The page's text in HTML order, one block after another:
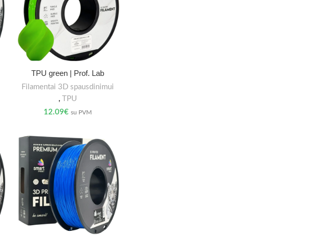
TPU green | Prof. Lab
Filamentai 3D spausdinimui
,
TPU
12.09€ su PVM